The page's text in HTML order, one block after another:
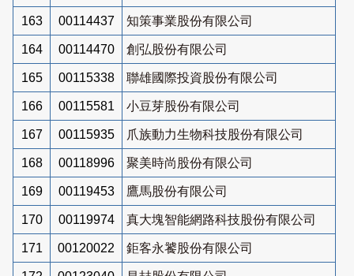
163 00114437 知策事業股份有限公司
164 00114470 創弘股份有限公司
165 00115338 聯雄國際投資股份有限公司
166 00115581 小豆芽股份有限公司
167 00115935 爪族動力生物科技股份有限公司
168 00118996 聚美時尚股份有限公司
169 00119453 鷹馬股份有限公司
170 00119974 真大塊智能網路科技股份有限公司
171 00120022 鉅客永饕股份有限公司